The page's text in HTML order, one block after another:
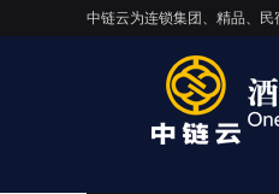
中链云为连锁集团、精品、民